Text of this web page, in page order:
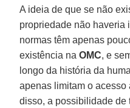
A ideia de que se não
propriedade não haveria
normas têm apenas
existência naOMC, e
longo da história da
apenas limitam o
disso, a possibilidade de